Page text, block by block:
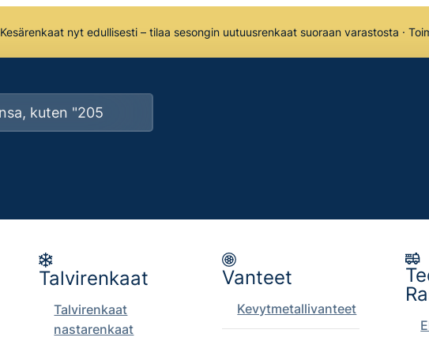
Kesärenkaat nyt edullisesti – tilaa sesongin uutuusrenkaat suoraan varastosta ·
Talvirenkaat
Talvirenkaat
nastarenkaat
Vanteet
Kevytmetallivanteet